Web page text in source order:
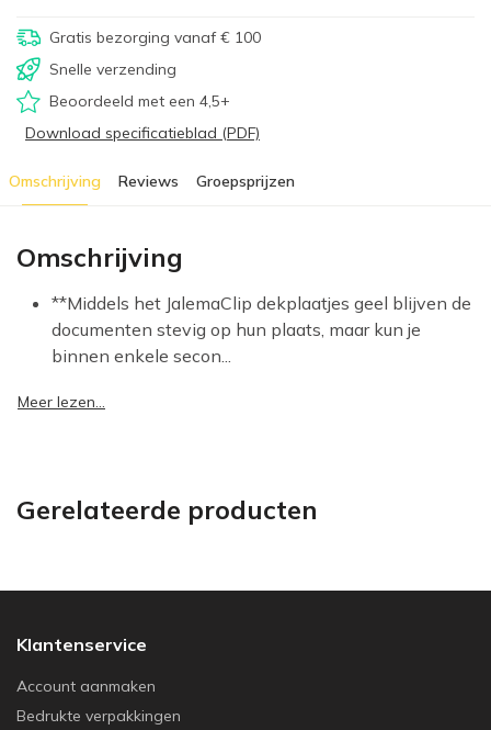
Gratis bezorging vanaf € 100
Snelle verzending
Beoordeeld met een 4,5+
Download specificatieblad (PDF)
Omschrijving Reviews Groepsprijzen
Omschrijving
**Middels het JalemaClip dekplaatjes geel blijven de
documenten stevig op hun plaats, maar kun je
binnen enkele secon...
Meer lezen...
Gerelateerde producten
Klantenservice
Account aanmaken
Bedrukte verpakkingen